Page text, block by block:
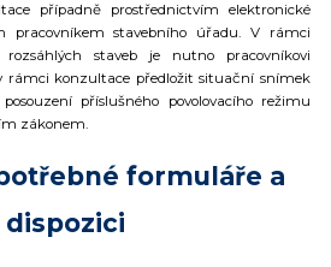
případně prostřednictvím elektronické
pracovníkem stavebního úřadu. V rámci
staveb je nutno pracovníkovi
rámci konzultace předložit situační snímek
příslušného povolovacího režimu
zákonem.
formuláře a
dispozici